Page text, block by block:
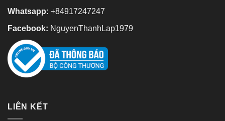
Whatsapp: +84917247247
Facebook: NguyenThanhLap1979
LIÊN KẾT